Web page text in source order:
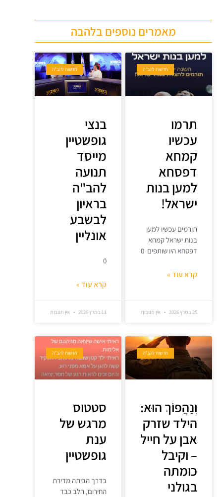
מאמרים נוספים בלהבה
חדשות להב"ה
תרמו
עכשיו
קמחא
דפסחא
למען בנות
ישראל!
תורמים עכשיו למען
בנות ישראל קמחא
דפסחא היו שותפים 0
קרא עוד »
25 במרץ 2026 אין תגובות
חדשות להב"ה
בנצי
גופשטיין
מייסד
תנועה
להב"ה
בראיון
לבשבע
אונליין
0
קרא עוד »
11 במרץ 2026 אין תגובות
חדשות להב"ה
וְנַהֲפוֹךְ הוּא:
הילד שזרק
אבן על חייל
– וקיבל
כומתה
בגולני
חדשות להב"ה
סטטוס
מרגש של
ענת
גופשטיין
בדרך הביתה מדירת
החירום, הלב כבד